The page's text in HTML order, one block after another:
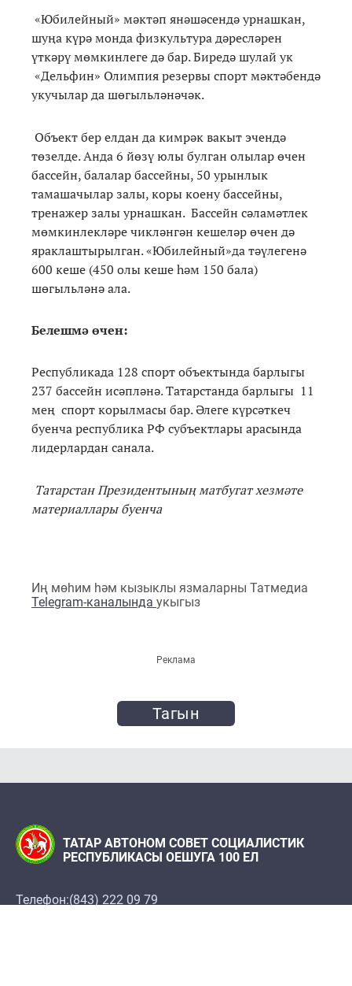
«Юбилейный» мәктәп янәшәсендә урнашкан,
шуңа күрә монда физкультура дәресләрен
үткәрү мөмкинлеге дә бар. Биредә шулай ук
«Дельфин» Олимпия резервы спорт мәктәбендә
укучылар да шөгыльләнәчәк.
Объект бер елдан да кимрәк вакыт эчендә
төзелде. Анда 6 йөзү юлы булган олылар өчен
бассейн, балалар бассейны, 50 урынлык
тамашачылар залы, коры коену бассейны,
тренажер залы урнашкан. Бассейн сәламәтлек
мөмкинлекләре чикләнгән кешеләр өчен дә
яраклаштырылган. «Юбилейный»да тәүлегенә
600 кеше (450 олы кеше һәм 150 бала)
шөгыльләнә ала.
Белешмә өчен:
Республикада 128 спорт объектында барлыгы
237 бассейн исәпләнә. Татарстанда барлыгы 11
мең спорт корылмасы бар. Әлеге күрсәткеч
буенча республика РФ субъектлары арасында
лидерлардан санала.
ТатарстанПрезидентының матбугат хезмәте
материаллары буенча
Иң мөһим һәм кызыклы язмаларны Татмедиа
Telegram-каналында укыгыз
Реклама
Тагын
ТАТАР АВТОНОМ СОВЕТ СОЦИАЛИСТИК
РЕСПУБЛИКАСЫ ОЕШУГА 100 ЕЛ
Телефон:(843) 222 09 79